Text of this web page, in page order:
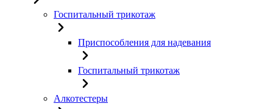
Госпитальный трикотаж
Приспособления для надевания
Госпитальный трикотаж
Алкотестеры